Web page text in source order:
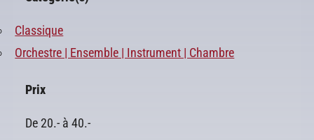
Classique
Orchestre | Ensemble | Instrument | Chambre
Prix
De 20.- à 40.-